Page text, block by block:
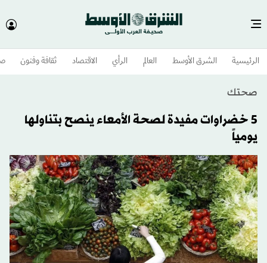
الرئيسية الشرق الأوسط​ العالم الرأي الاقتصاد ثقافة وفنون
صحتك
5 خضراوات مفيدة لصحة الأمعاء ينصح بتناولها
يومياً